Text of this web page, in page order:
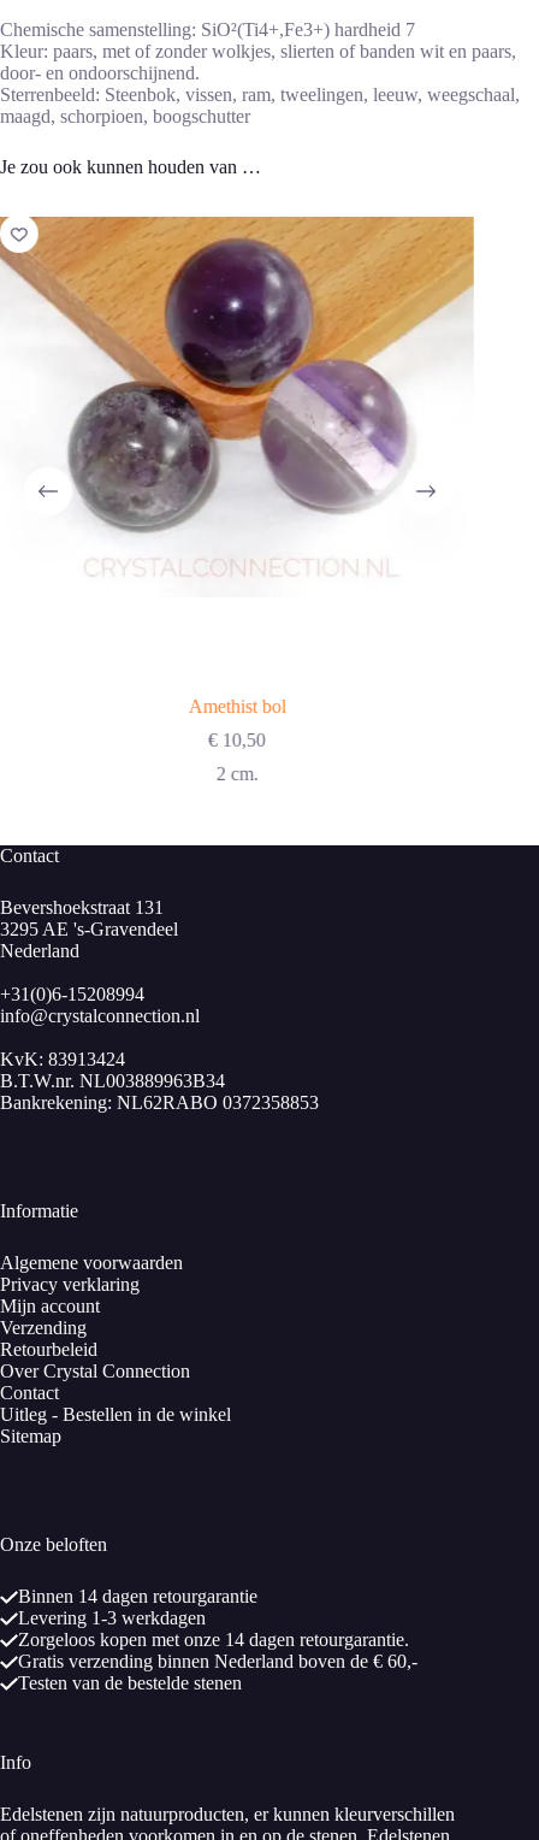
Chemische samenstelling: SiO²(Ti4+,Fe3+) hardheid 7
Kleur: paars, met of zonder wolkjes, slierten of banden wit en paars,
door- en ondoorschijnend.
Sterrenbeeld: Steenbok, vissen, ram, tweelingen, leeuw, weegschaal,
maagd, schorpioen, boogschutter
Je zou ook kunnen houden van …
Amethist bol
€ 10,50
2 cm.
Contact
Bevershoekstraat 131
3295 AE 's-Gravendeel
Nederland
+31(0)6-15208994
info@crystalconnection.nl
KvK: 83913424
B.T.W.nr. NL003889963B34
Bankrekening: NL62RABO 0372358853
Informatie
Algemene voorwaarden
Privacy verklaring
Mijn account
Verzending
Retourbeleid
Over Crystal Connection
Contact
Uitleg - Bestellen in de winkel
Sitemap
Onze beloften
Binnen 14 dagen retourgarantie
Levering 1-3 werkdagen
Zorgeloos kopen met onze 14 dagen retourgarantie.
Gratis verzending binnen Nederland boven de € 60,-
Testen van de bestelde stenen
Info
Edelstenen zijn natuurproducten, er kunnen kleurverschillen